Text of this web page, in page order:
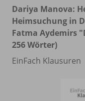
Dariya Manova:
Heimsuchung in
Fatma Aydemirs
256 Wörter)
EinFach Klausuren